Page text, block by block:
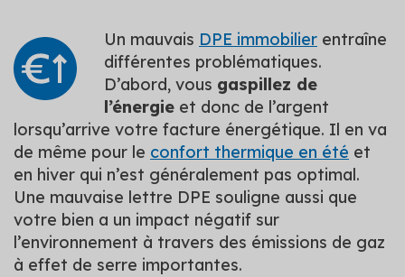
Un mauvais DPE immobilier entraîne
différentes problématiques.
D’abord, vous gaspillez de
l’énergie et donc de l’argent
lorsqu’arrive votre facture énergétique. Il en va
de même pour le confort thermique en été et
en hiver qui n’est généralement pas optimal.
Une mauvaise lettre DPE souligne aussi que
votre bien a un impact négatif sur
l’environnement à travers des émissions de gaz
à effet de serre importantes.